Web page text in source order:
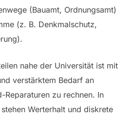
(Bauamt, Ordnungsamt)
(z. B. Denkmalschutz,
nahe der Universität ist mit
verstärktem Bedarf an
Reparaturen zu rechnen. In
Werterhalt und diskrete